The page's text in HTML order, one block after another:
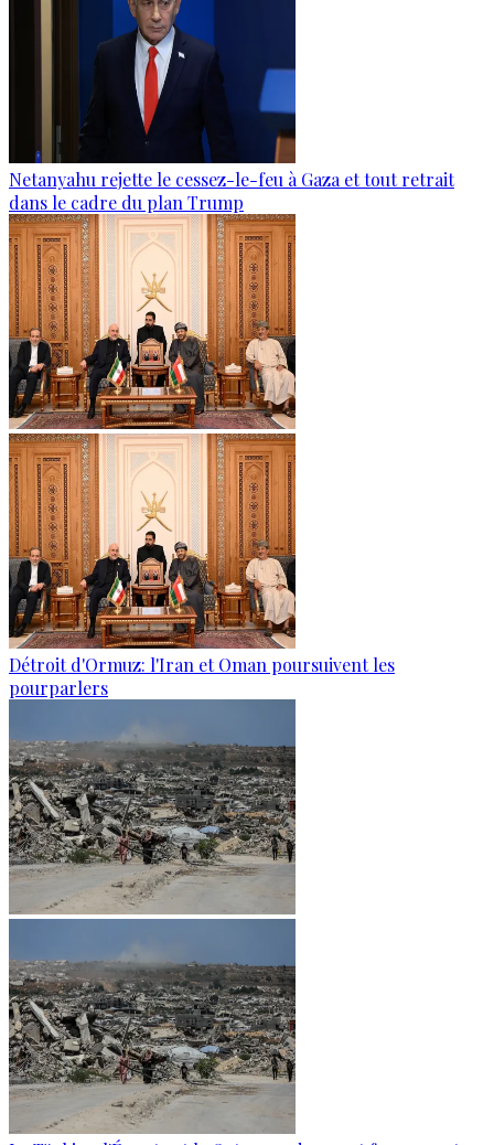
Netanyahu rejette le cessez-le-feu à Gaza et tout retrait
dans le cadre du plan Trump
Détroit d'Ormuz: l'Iran et Oman poursuivent les
pourparlers